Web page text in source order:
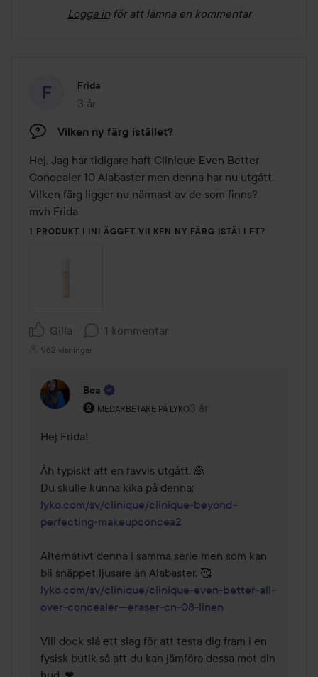
Logga in för att lämna en kommentar
Frida
3 år
Inlägget skapades 3 år
Vilken ny färg istället?
Hej, Jag har tidigare haft Clinique Even Better
Concealer 10 Alabaster men denna har nu utgått.
Vilken färg ligger nu närmast av de som finns?
mvh Frida
1 PRODUKT I INLÄGGET VILKEN NY FÄRG ISTÄLLET?
Gilla 1 kommentar
962 visningar
Bea
MEDARBETARE PÅ LYKO
Användarens roll: Medarbetare på Lyko.
3 år
Kommentaren lades 3 år
Hej Frida!
Åh typiskt att en favvis utgått. 🙈
lyko.com/sv/clinique/clinique-beyond-
perfecting-makeupconcea2
Alternativt denna i samma serie men som kan
lyko.com/sv/clinique/clinique-even-better-all-
over-concealer---eraser-cn-08-linen
Vill dock slå ett slag för att testa dig fram i en
fysisk butik så att du kan jämföra dessa mot din